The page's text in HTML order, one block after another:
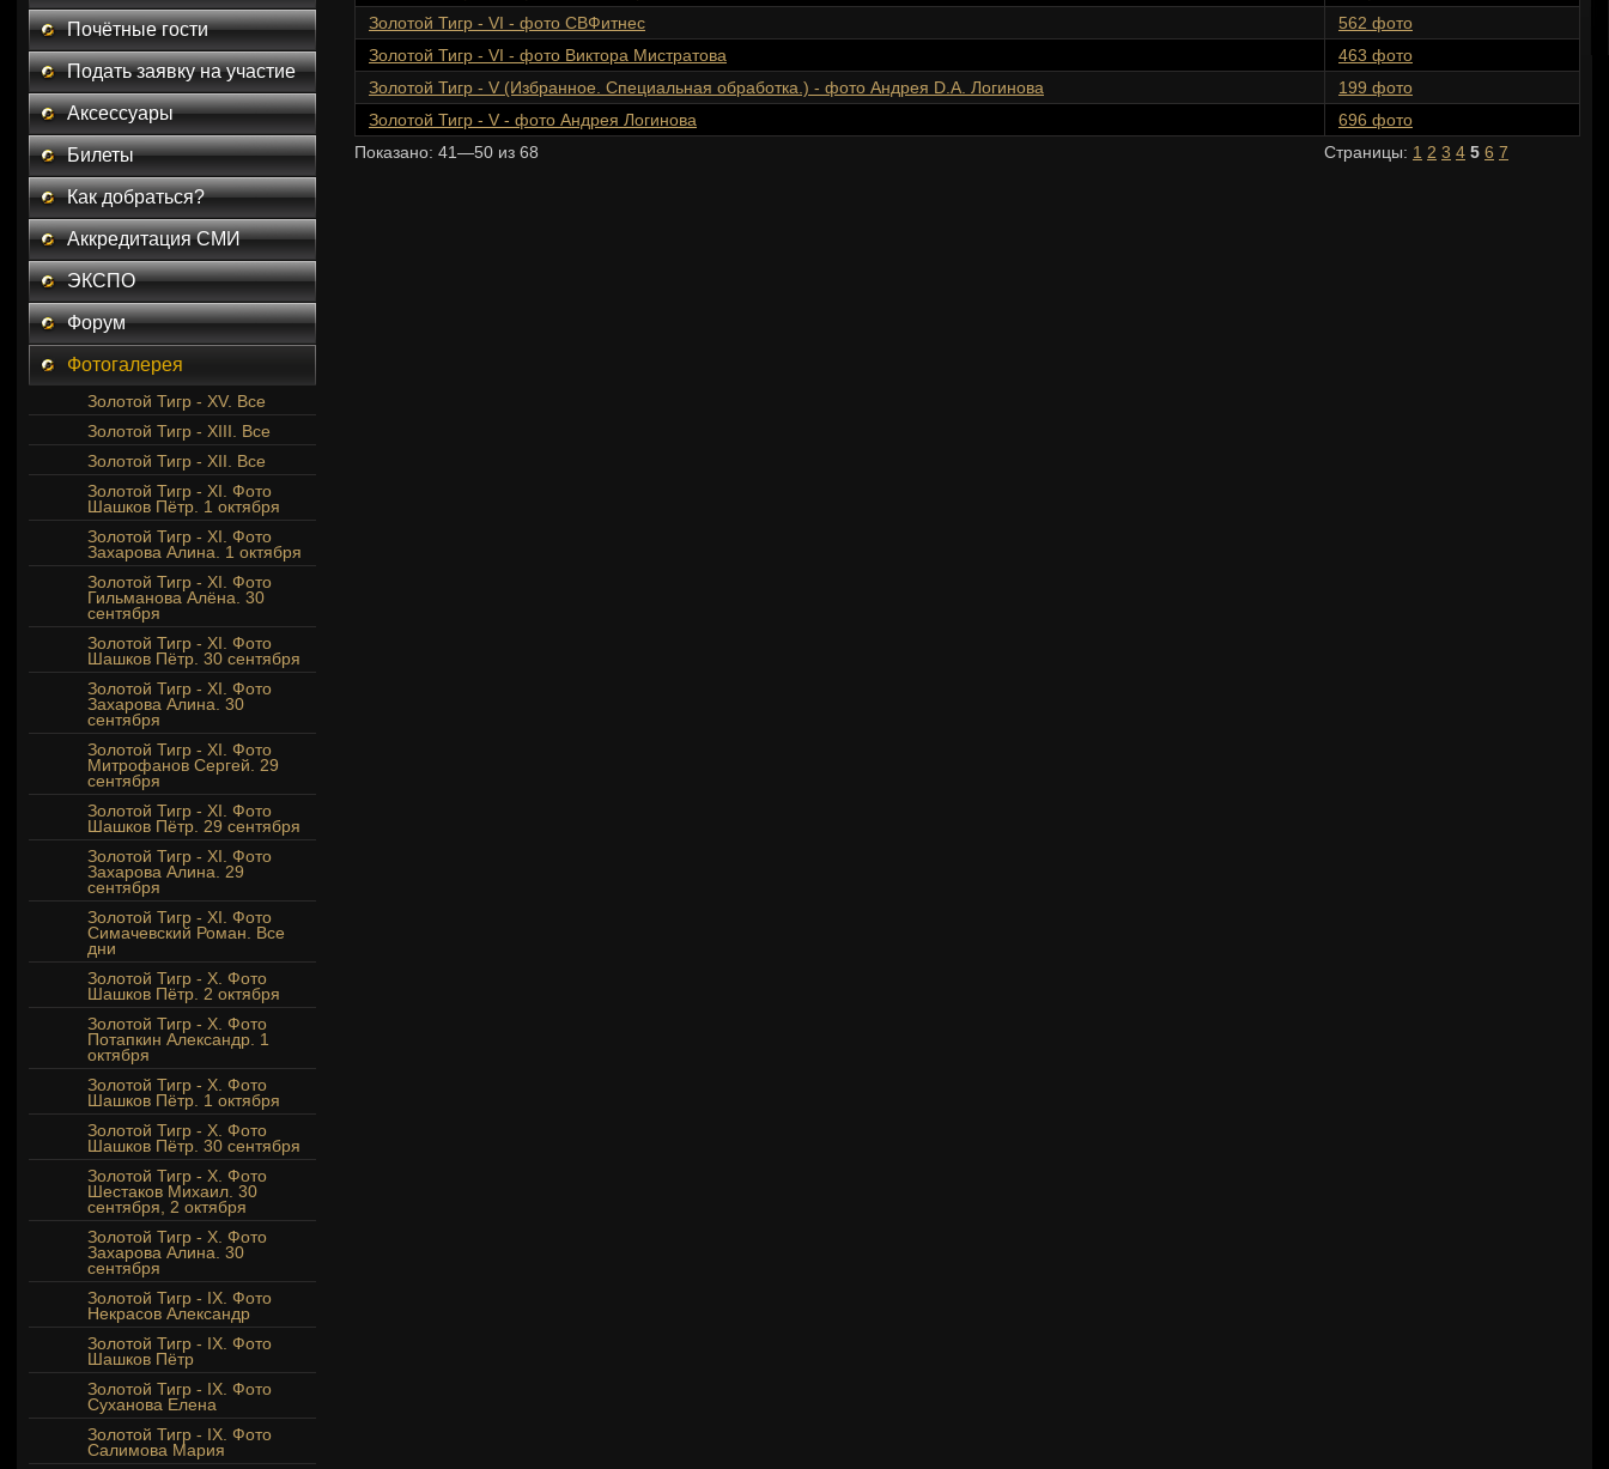
Почётные гости
Подать заявку на участие
Аксессуары
Билеты
Как добраться?
Аккредитация СМИ
ЭКСПО
Форум
Фотогалерея
Золотой Тигр - XV. Все
Золотой Тигр - XIII. Все
Золотой Тигр - XII. Все
Золотой Тигр - XI. Фото
Шашков Пётр. 1 октября
Золотой Тигр - XI. Фото
Захарова Алина. 1 октября
Золотой Тигр - XI. Фото
Гильманова Алёна. 30
сентября
Золотой Тигр - XI. Фото
Шашков Пётр. 30 сентября
Золотой Тигр - XI. Фото
Захарова Алина. 30
сентября
Золотой Тигр - XI. Фото
Митрофанов Сергей. 29
сентября
Золотой Тигр - XI. Фото
Шашков Пётр. 29 сентября
Золотой Тигр - XI. Фото
Захарова Алина. 29
сентября
Золотой Тигр - XI. Фото
Симачевский Роман. Все
дни
Золотой Тигр - Х. Фото
Шашков Пётр. 2 октября
Золотой Тигр - Х. Фото
Потапкин Александр. 1
октября
Золотой Тигр - Х. Фото
Шашков Пётр. 1 октября
Золотой Тигр - Х. Фото
Шашков Пётр. 30 сентября
Золотой Тигр - Х. Фото
Шестаков Михаил. 30
сентября, 2 октября
Золотой Тигр - X. Фото
Захарова Алина. 30
сентября
Золотой Тигр - IX. Фото
Некрасов Александр
Золотой Тигр - IX. Фото
Шашков Пётр
Золотой Тигр - IX. Фото
Суханова Елена
Золотой Тигр - IX. Фото
Салимова Мария
Золотой Тигр - VI - фото СВФитнес
562 фото
Золотой Тигр - VI - фото Виктора Мистратова
463 фото
Золотой Тигр - V (Избранное. Специальная обработка.) - фото Андрея D.A. Логинова
199 фото
Золотой Тигр - V - фото Андрея Логинова
696 фото
Показано: 41—50 из 68 Страницы: 1 2 3 4 5 6 7